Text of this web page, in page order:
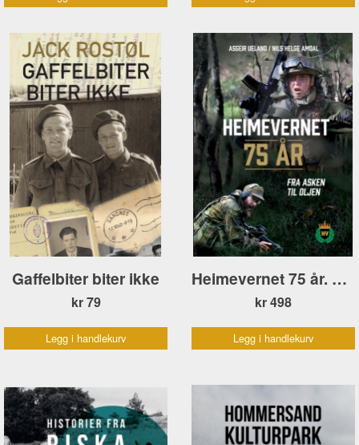
Gaffelbiter biter ikke
kr 79
Legg i handlekurv
Heimevernet 75 år. Fra asken til oljen
kr 498
Legg i handlekurv